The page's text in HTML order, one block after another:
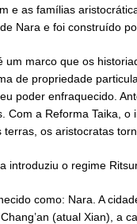
e as famílias
Nara e foi construído
um marco que os
de propriedade
poder enfraquecido.
Com a Reforma Taika,
os aristocratas
introduziu o regime
como: Nara. A
(atual Xian), a